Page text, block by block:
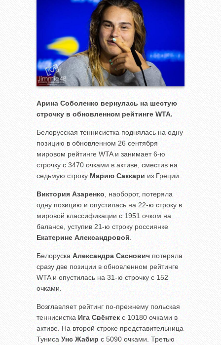
Арина Соболенко вернулась на шестую
строчку в обновленном рейтинге WTA.
Белорусская теннисистка поднялась на одну
позицию в обновленном 26 сентября
мировом рейтинге WTA и занимает 6-ю
строчку с 3470 очками в активе, сместив на
седьмую строку Марию Саккари из Греции.
Виктория Азаренко , наоборот, потеряла
одну позицию и опустилась на 22-ю строку в
мировой классификации с 1951 очком на
балансе, уступив 21-ю строку россиянке
Екатерине Александровой
Белоруска Александра Саснович потеряла
сразу две позиции в обновленном рейтинге
WTA и опустилась на 31-ю строчку с 152
очками.
Возглавляет рейтинг по-прежнему польская
теннисистка Ига Свёнтек с 10180 очками в
активе. На второй строке представительница
Туниса Унс Жабир с 5090 очками. Третью